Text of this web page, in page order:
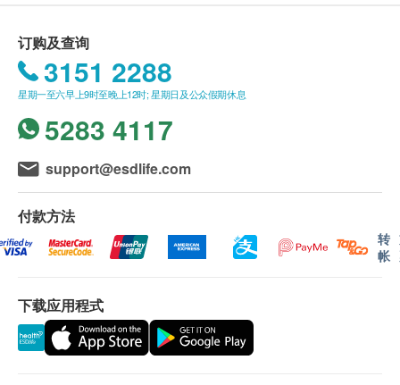
圳爱尔眼科医院/深圳滨海爱尔眼科医院。
本套餐服务有效期限为1个月（自确认付款日期起
算），客户必须在有效期限内完成检查，逾期将视
为作废。
如需粤语就诊服务，请至少提前2个工作天告知客
外费用）。
二、检查报告领取与讲解服务说明
报告讲解服务：完成套餐内各项检查后，专科医生
将为您提供一对一的专业讲解，详细分析检查结
领取现场报告：检查结束后，您可当场取得大部分
项目的检查报告和医师的初步解读。
订购及查询
3151 2288
星期一至六早上9时至晚上12时; 星期日及公众假期休息
5283 4117
support@esdlife.com
付款方法
转
帐
下载应用程式